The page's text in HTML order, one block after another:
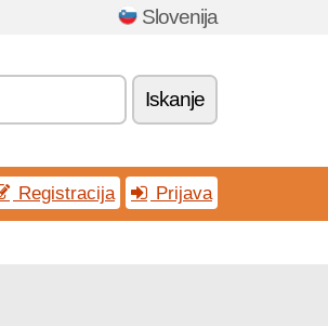
Slovenija
Iskanje
Registracija Prijava